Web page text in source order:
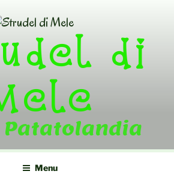
di
Patatolandia
Menu